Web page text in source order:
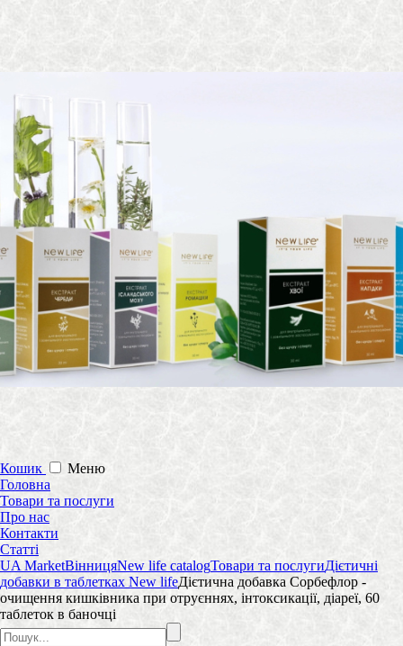
Кошик
Меню
Головна
Товари та послуги
Про нас
Контакти
Статті
UA MarketВінницяNew life catalogТовари та послугиДієтичні
добавки в таблетках New lifeДієтична добавка Сорбефлор -
очищення кишківника при отруєннях, інтоксикації, діареї, 60
таблеток в баночці